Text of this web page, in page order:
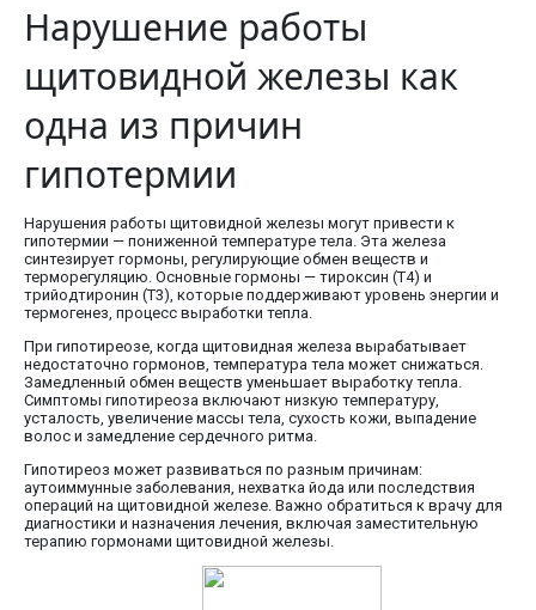
Нарушение работы
щитовидной железы как
одна из причин
гипотермии
Нарушения работы щитовидной железы могут привести к
гипотермии — пониженной температуре тела. Эта железа
синтезирует гормоны, регулирующие обмен веществ и
терморегуляцию. Основные гормоны — тироксин (Т4) и
трийодтиронин (Т3), которые поддерживают уровень энергии и
термогенез, процесс выработки тепла.
При гипотиреозе, когда щитовидная железа вырабатывает
недостаточно гормонов, температура тела может снижаться.
Замедленный обмен веществ уменьшает выработку тепла.
Симптомы гипотиреоза включают низкую температуру,
усталость, увеличение массы тела, сухость кожи, выпадение
волос и замедление сердечного ритма.
Гипотиреоз может развиваться по разным причинам:
аутоиммунные заболевания, нехватка йода или последствия
операций на щитовидной железе. Важно обратиться к врачу для
диагностики и назначения лечения, включая заместительную
терапию гормонами щитовидной железы.